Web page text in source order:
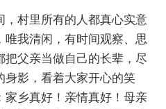
，村里所有的人都真心实意
我清闲，有时间观察、思
父亲当做自己的长辈，尽
身影，看着大家开心的笑
家乡真好！亲情真好！母亲